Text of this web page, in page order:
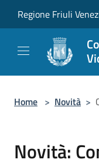
Regione Friuli
Home > Novità >
Novità: